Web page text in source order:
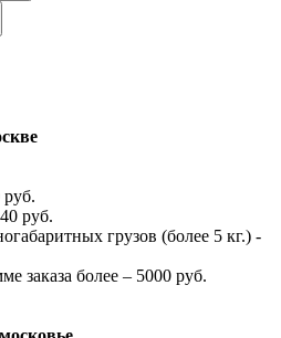
руб.
руб.
грузов (более 5 кг.) -
заказа более – 5000 руб.